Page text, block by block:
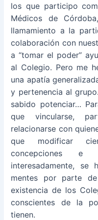
los que participo
Médicos de
llamamiento a la
colaboración con
a “tomar el poder”
al Colegio. Pero me
una apatía
y pertenencia al
sabido potenciar…
que vincularse,
relacionarse con
que modificar
concepciones e
interesadamente, se
mentes por parte
existencia de los
conscientes de la
tienen.